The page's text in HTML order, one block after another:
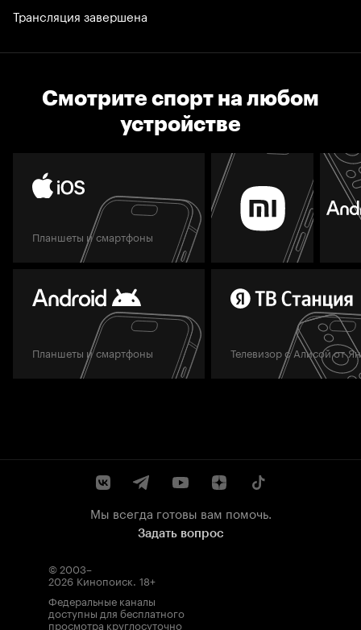
Трансляция завершена
Смотрите спорт на любом
устройстве
Планшеты и смартфоны
Планшеты и смартфоны Телевизор с Алисой от
Мы всегда готовы вам помочь.
Задать вопрос
© 2003–
2026 Кинопоиск. 18+
Федеральные каналы
доступны для бесплатного
просмотра круглосуточно